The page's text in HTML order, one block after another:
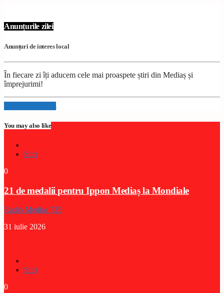
Anunțurile zilei
Anunțuri de interes local
În fiecare zi îți aducem cele mai proaspete știri din Mediaș și
împrejurimi!
Info and episodes
You may also like
Stiri
0
21 de medalii pentru Ippon Mediaș la Mondiale
Radio Medias 725
31 iulie 2026
Stiri
0